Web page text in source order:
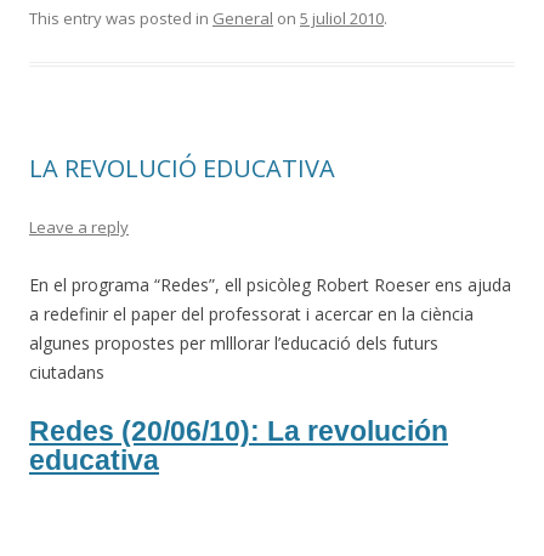
e
k
itt m
te
ix
This entry was posted in General on 5 juliol 2010.
LA REVOLUCIÓ EDUCATIVA
Leave a reply
En el programa “Redes”, ell psicòleg Robert Roeser ens ajuda
a redefinir el paper del professorat i acercar en la ciència
algunes propostes per mlllorar l’educació dels futurs
ciutadans
Redes (20/06/10): La revolución
educativa